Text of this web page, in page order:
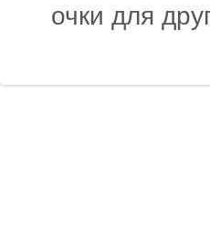
очки для